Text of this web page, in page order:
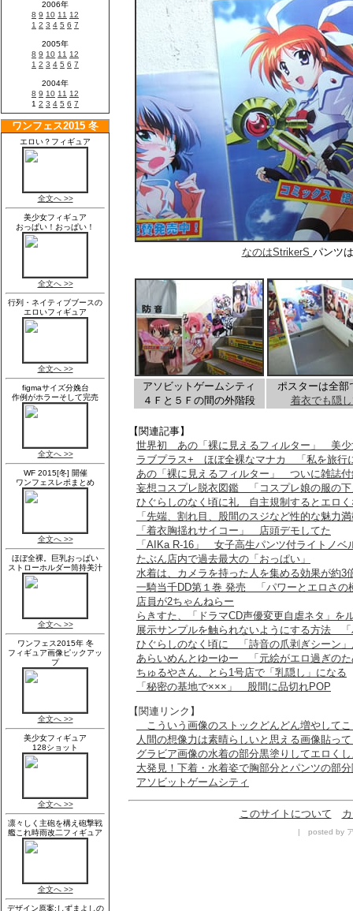
なのはStrikerS パンツ
アソビットゲームシティ
４Ｆと５Ｆの間の外階段
ポスターは全部
着衣でも隠
【関連記事】
世界初 あの「裸に見えるフィルター」 美少
ラブプラス+ ほぼ全裸なマナカ 「私を旅行
あの「裸に見えるフィルター」 ついに雑誌付
妄想コスプレ脱衣図鑑 「コスプレ娘の服の下
ひぐらしのなく頃に礼 自主規制するとエロく
「先端、割れ目、股間のスジなど性的な魅力
「着衣胸揺れサイコー」 店頭デモしてた
「AIKa R-16」 女子高生パンツ付ライトノ
たぶん店内で過去最大の「おっぱい」
水着は、カメラを持った人を集める効果が約3
一騎当千DD第１巻 発売 「パワーとエロさの
店員が2ちゃんねらー
らきすた、「ドラマCD声優変更自虐ネタ」を
展示サンプルを触られないようにする方法
ひぐらしのなく頃に 「詩音の爪剥ぎシーン」
あらいめんとゆーゆー 「元絵がエロ過ぎの
ちゅるやさん、とら1号店で「乳隠し」になる
「秘密の基地で×××」 股間に品切れPOP
【関連リンク】
こういう画像のストックどんどん増やして
人間の想像力は素晴らしいと思える画像貼っ
グラビア画像の水着の部分黒塗りしてエロく
大発見！下着・水着姿で胸部分とパンツの部
アソビットゲームシティ
このサイトについて
| posted by ア